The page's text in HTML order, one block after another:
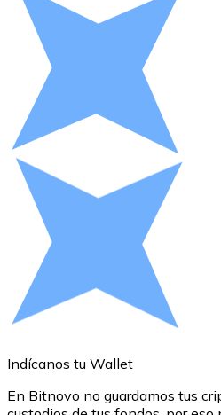
Efectivo
Compra criptomonedas
Comprar con efectivo
Transferencia SEPA
Añade fondos a tu cuenta
Comprar con Transferencia
Tarjeta de crédito / débito
Utiliza tarjetas Visa y
Tienda - Tarjetas regalo
Nuevo
Indícanos tu Wallet
En Bitnovo no guardamos tus